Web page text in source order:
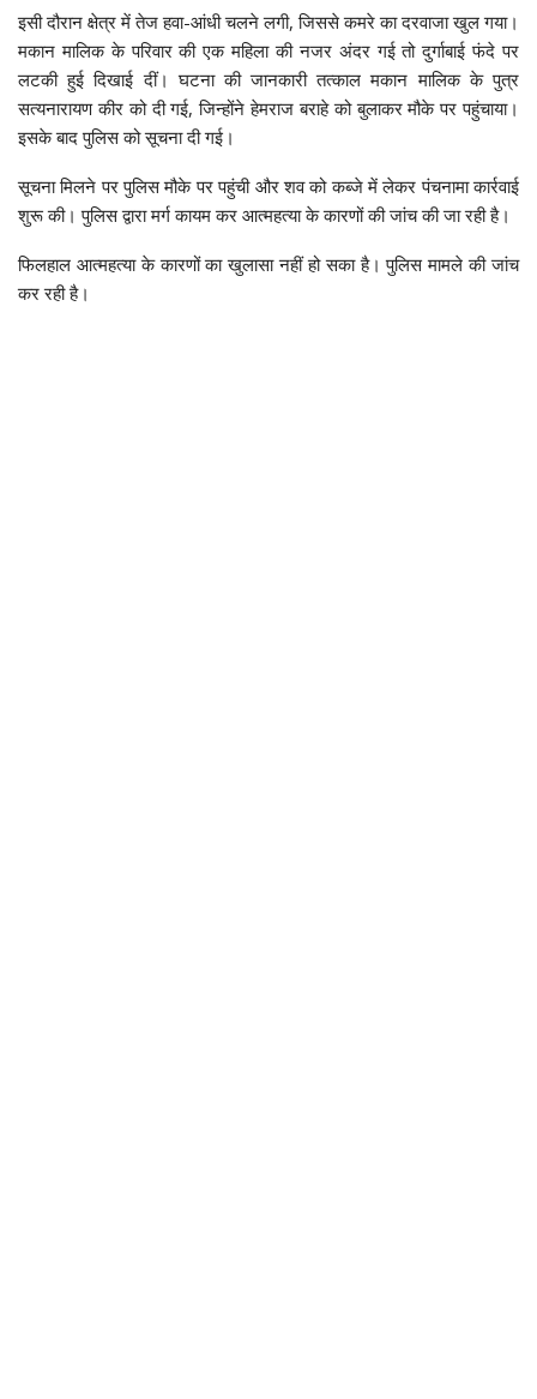
इसी दौरान क्षेत्र में तेज हवा-आंधी चलने लगी, जिससे कमरे का दरवाजा खुल गया।
मकान मालिक के परिवार की एक महिला की नजर अंदर गई तो दुर्गाबाई फंदे पर
लटकी हुई दिखाई दीं। घटना की जानकारी तत्काल मकान मालिक के पुत्र
सत्यनारायण कीर को दी गई, जिन्होंने हेमराज बराहे को बुलाकर मौके पर पहुंचाया।
इसके बाद पुलिस को सूचना दी गई।
सूचना मिलने पर पुलिस मौके पर पहुंची और शव को कब्जे में लेकर पंचनामा कार्रवाई
शुरू की। पुलिस द्वारा मर्ग कायम कर आत्महत्या के कारणों की जांच की जा रही है।
फिलहाल आत्महत्या के कारणों का खुलासा नहीं हो सका है। पुलिस मामले की जांच
कर रही है।